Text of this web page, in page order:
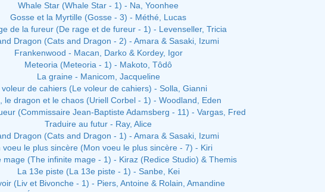
Whale Star (Whale Star - 1) - Na, Yoonhee
Gosse et la Myrtille (Gosse - 3) - Méthé, Lucas
de la fureur (De rage et de fureur - 1) - Levenseller, Tricia
Dragon (Cats and Dragon - 2) - Amara & Sasaki, Izumi
Frankenwood - Macan, Darko & Kordey, Igor
Meteoria (Meteoria - 1) - Makoto, Tôdô
La graine - Manicom, Jacqueline
voleur de cahiers (Le voleur de cahiers) - Solla, Gianni
le dragon et le chaos (Uriell Corbel - 1) - Woodland, Eden
(Commissaire Jean-Baptiste Adamsberg - 11) - Vargas, Fred
Traduire au futur - Ray, Alice
Dragon (Cats and Dragon - 1) - Amara & Sasaki, Izumi
voeu le plus sincère (Mon voeu le plus sincère - 7) - Kiri
mage (The infinite mage - 1) - Kiraz (Redice Studio) & Themis
La 13e piste (La 13e piste - 1) - Sanbe, Kei
(Liv et Bivonche - 1) - Piers, Antoine & Rolain, Amandine